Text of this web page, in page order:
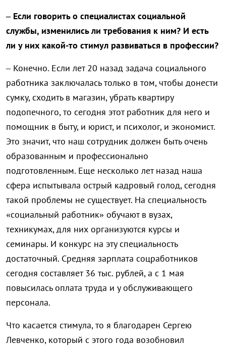
– Если говорить о специалистах социальной
службы, изменились ли требования к ним? И есть
ли у них какой-то стимул развиваться в профессии?
– Конечно. Если лет 20 назад задача социального
работника заключалась только в том, чтобы донести
сумку, сходить в магазин, убрать квартиру
подопечного, то сегодня этот работник для него и
помощник в быту, и юрист, и психолог, и экономист.
Это значит, что наш сотрудник должен быть очень
образованным и профессионально
подготовленным. Еще несколько лет назад наша
сфера испытывала острый кадровый голод, сегодня
такой проблемы не существует. На специальность
«социальный работник» обучают в вузах,
техникумах, для них организуются курсы и
семинары. И конкурс на эту специальность
достаточный. Средняя зарплата соцработников
сегодня составляет 36 тыс. рублей, а с 1 мая
повысилась оплата труда и у обслуживающего
персонала.
Что касается стимула, то я благодарен Сергею
Левченко, который с этого года возобновил